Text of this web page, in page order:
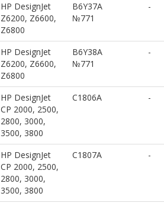
HP DesignJet
Z6200, Z6600,
Z6800
B6Y37A
№771
-
HP DesignJet
Z6200, Z6600,
Z6800
B6Y38A
№771
-
HP DesignJet
CP 2000, 2500,
2800, 3000,
3500, 3800
C1806A -
HP DesignJet
CP 2000, 2500,
2800, 3000,
3500, 3800
C1807A -